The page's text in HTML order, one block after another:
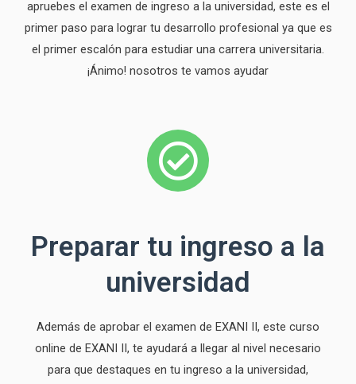
apruebes el examen de ingreso a la universidad, este es el
primer paso para lograr tu desarrollo profesional ya que es
el primer escalón para estudiar una carrera universitaria.
¡Ánimo! nosotros te vamos ayudar
Preparar tu ingreso a la
universidad
Además de aprobar el examen de EXANI II, este curso
online de EXANI II, te ayudará a llegar al nivel necesario
para que destaques en tu ingreso a la universidad,